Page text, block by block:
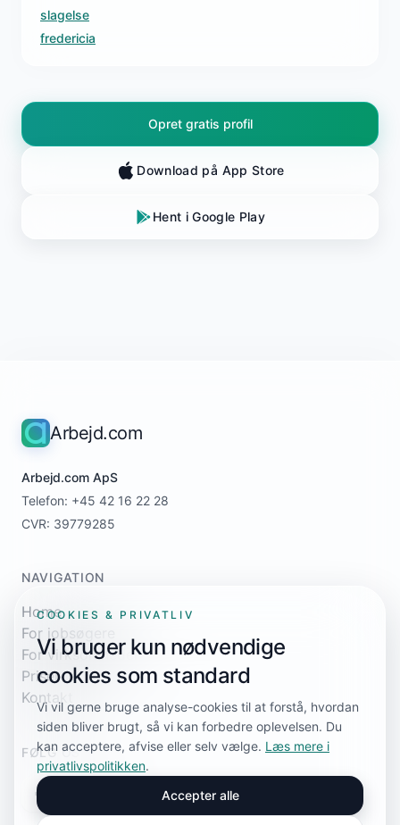
slagelse
fredericia
Opret gratis profil
Download på App Store
Hent i Google Play
Arbejd.com
Arbejd.com ApS
Telefon: +45 42 16 22 28
CVR: 39779285
NAVIGATION
Home
For jobsøgere
For virksomheder
Priser
Kontakt
FØLG OS
COOKIES & PRIVATLIV
Vi bruger kun nødvendige
cookies som standard
Vi vil gerne bruge analyse-cookies til at forstå, hvordan
siden bliver brugt, så vi kan forbedre oplevelsen. Du
kan acceptere, afvise eller selv vælge. Læs mere i
privatlivspolitikken.
Accepter alle